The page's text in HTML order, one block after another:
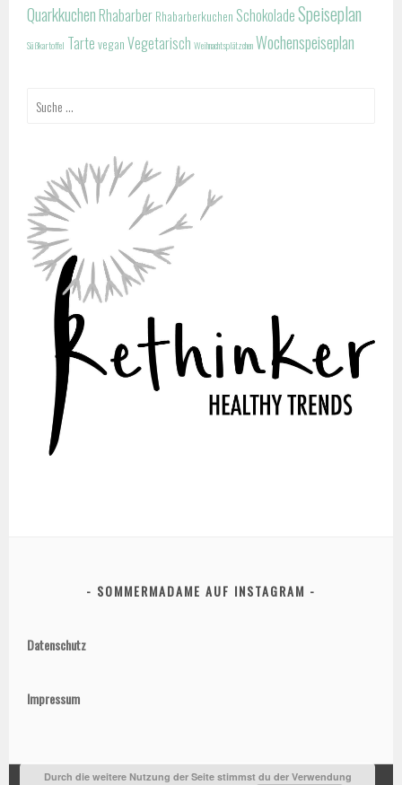
Quarkkuchen Rhabarber Rhabarberkuchen SchokoladeSpeiseplan
Süßkartoffel Tarte vegan Vegetarisch Weihnachtsplätzchen Wochenspeiseplan
Suche
SOMMERMADAME AUF INSTAGRAM
Datenschutz
Impressum
Durch die weitere Nutzung der Seite stimmst du der Verwendung